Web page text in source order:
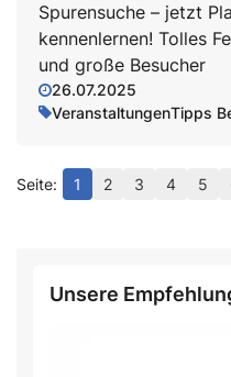
Spurensuche – jetzt
kennenlernen! Tolles
und große Besucher
26.07.2025
VeranstaltungenTipps
1 2 3 4 5
Unsere